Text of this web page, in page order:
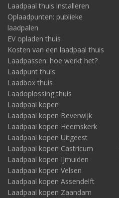
Laadpaal thuis installeren
Oplaadpunten: publieke
laadpalen
EV opladen thuis
Kosten van een laadpaal thuis
Laadpassen: hoe werkt het?
Laadpunt thuis
Laadbox thuis
Laadoplossing thuis
Laadpaal kopen
Laadpaal kopen Beverwijk
Laadpaal kopen Heemskerk
Laadpaal kopen Uitgeest
Laadpaal kopen Castricum
Laadpaal kopen IJmuiden
Laadpaal kopen Velsen
Laadpaal kopen Assendelft
Laadpaal kopen Zaandam